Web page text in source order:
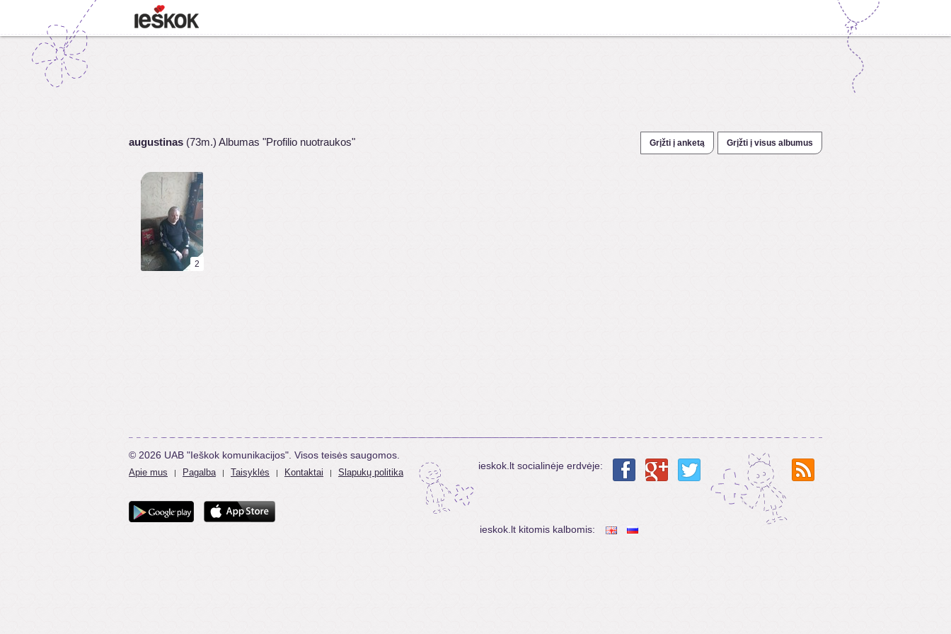
augustinas (73m.) Albumas "Profilio nuotraukos" Grįžti į anketą Grįžti į visus albumus
2
© 2026 UAB "Ieškok komunikacijos". Visos teisės saugomos.
Apie mus | Pagalba | Taisyklės | Kontaktai | Slapukų politika
ieskok.lt socialinėje erdvėje:
ieskok.lt kitomis kalbomis: